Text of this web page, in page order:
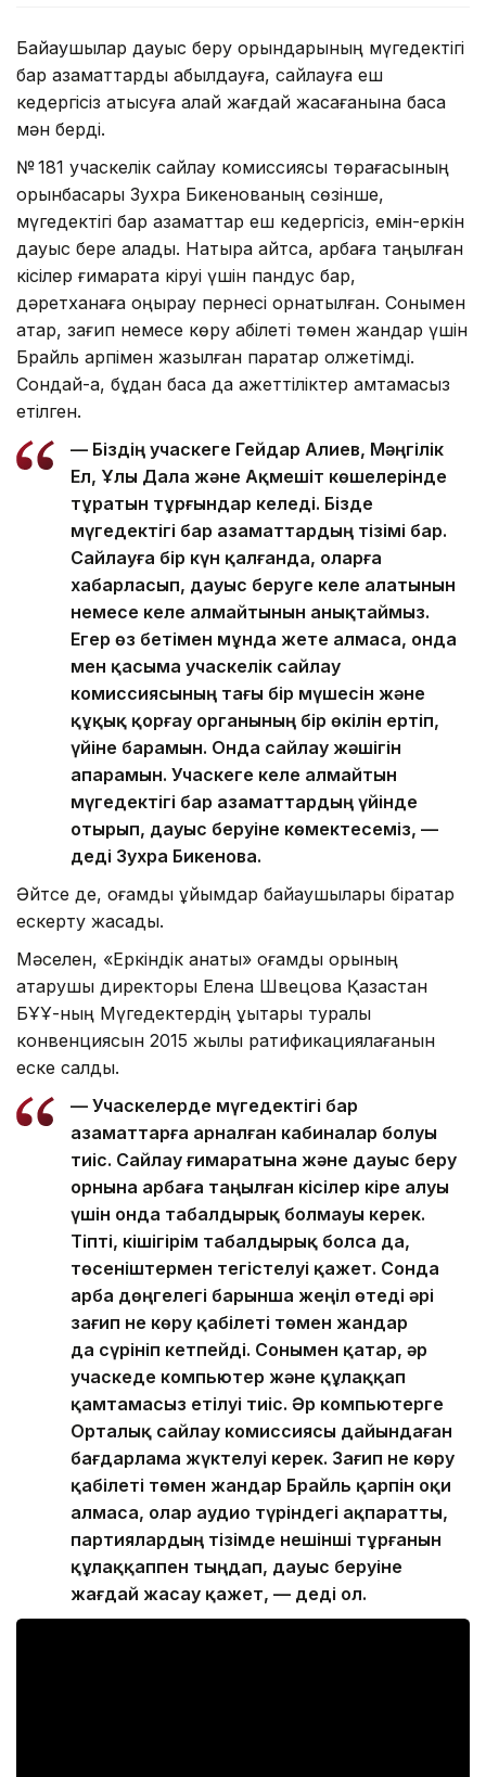
Байқаушылар дауыс беру орындарының мүгедектігі
бар азаматтарды қабылдауға, сайлауға еш
кедергісіз қатысуға қалай жағдай жасағанына баса
мән берді.
№ 181 учаскелік сайлау комиссиясы төрағасының
орынбасары Зухра Бикенованың сөзінше,
мүгедектігі бар азаматтар еш кедергісіз, емін-еркін
дауыс бере алады. Нақтырақ айтсақ, арбаға таңылған
кісілер ғимаратқа кіруі үшін пандус бар,
дәретханаға қоңырау пернесі орнатылған. Сонымен
қатар, зағип немесе көру қабілеті төмен жандар үшін
Брайль қарпімен жазылған парақтар қолжетімді.
Сондай-ақ, бұдан басқа да қажеттіліктер қамтамасыз
етілген.
— Біздің учаскеге Гейдар Алиев, Мәңгілік
Ел, Ұлы Дала және Ақмешіт көшелерінде
тұратын тұрғындар келеді. Бізде
мүгедектігі бар азаматтардың тізімі бар.
Сайлауға бір күн қалғанда, оларға
хабарласып, дауыс беруге келе алатынын
немесе келе алмайтынын анықтаймыз.
Егер өз бетімен мұнда жете алмаса, онда
мен қасыма учаскелік сайлау
комиссиясының тағы бір мүшесін және
құқық қорғау органының бір өкілін ертіп,
үйіне барамын. Онда сайлау жәшігін
апарамын. Учаскеге келе алмайтын
мүгедектігі бар азаматтардың үйінде
отырып, дауыс беруіне көмектесеміз, —
деді Зухра Бикенова.
Әйтсе де, қоғамдық ұйымдар байқаушылары бірқатар
ескерту жасады.
Мәселен, «Еркіндік қанаты» қоғамдық қорының
атқарушы директоры Елена Швецова Қазақстан
БҰҰ-ның Мүгедектердің құқықтары туралы
конвенциясын 2015 жылы ратификациялағанын
еске салды.
— Учаскелерде мүгедектігі бар
азаматтарға арналған кабиналар болуы
тиіс. Сайлау ғимаратына және дауыс беру
орнына арбаға таңылған кісілер кіре алуы
үшін онда табалдырық болмауы керек.
Тіпті, кішігірім табалдырық болса да,
төсеніштермен тегістелуі қажет. Сонда
арба дөңгелегі барынша жеңіл өтеді әрі
зағип не көру қабілеті төмен жандар
да сүрініп кетпейді. Сонымен қатар, әр
учаскеде компьютер және құлаққап
қамтамасыз етілуі тиіс. Әр компьютерге
Орталық сайлау комиссиясы дайындаған
бағдарлама жүктелуі керек. Зағип не көру
қабілеті төмен жандар Брайль қарпін оқи
алмаса, олар аудио түріндегі ақпаратты,
партиялардың тізімде нешінші тұрғанын
құлаққаппен тыңдап, дауыс беруіне
жағдай жасау қажет, — деді ол.